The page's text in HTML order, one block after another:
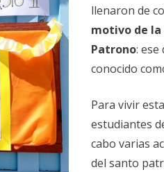
llenaron de
motivo de
Patrono: ese
conocido
Para vivir
estudiantes
cabo varias
del santo